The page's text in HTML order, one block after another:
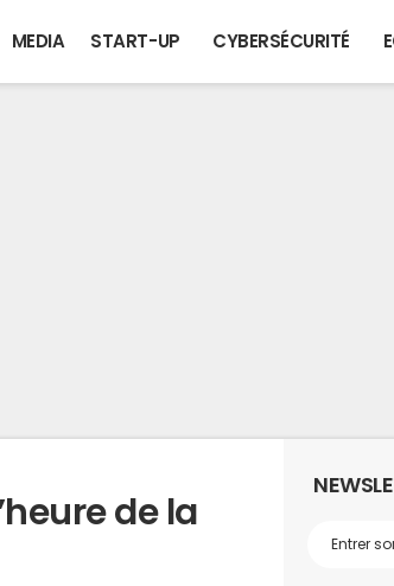
MEDIA START-UP CYBERSÉCURITÉ
de la